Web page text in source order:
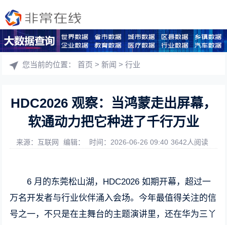
您当前的位置：首页 >新闻 >行业
HDC2026 观察：当鸿蒙走出屏幕，
软通动力把它种进了千行万业
来源：互联网 编辑： 时间：2026-06-26 09:40 3642人阅读
6 月的东莞松山湖，HDC2026 如期开幕，超过一
万名开发者与行业伙伴涌入会场。今年最值得关注的信
号之一，不只是在主舞台的主题演讲里，还在华为三丫